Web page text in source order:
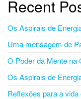
Recent
Os Aspirais de
Uma mensagem de
O Poder da Mente na
Os Aspirais de
Reflexões para a